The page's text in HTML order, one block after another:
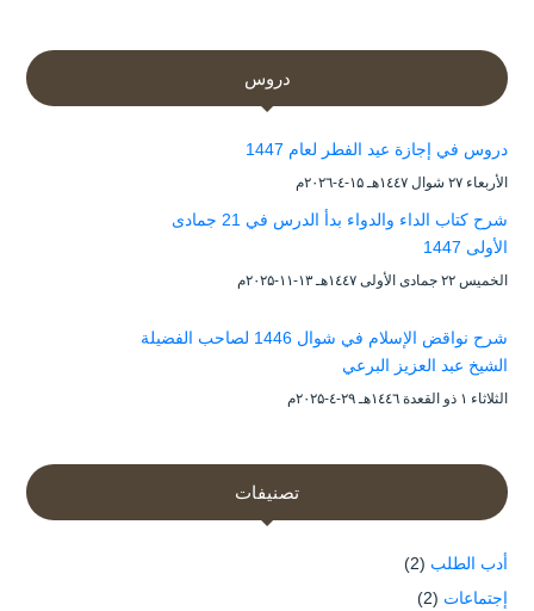
دروس
دروس في إجازة عيد الفطر لعام 1447
الأربعاء ۲۷ شوال ۱٤٤۷هـ ۱۵-٤-۲۰۲٦م
شرح كتاب الداء والدواء بدأ الدرس في 21 جمادى
الأولى 1447
الخميس ۲۲ جمادى الأولى ۱٤٤۷هـ ۱۳-۱۱-۲۰۲۵م
شرح نواقض الإسلام في شوال 1446 لصاحب الفضيلة
الشيخ عبد العزيز البرعي
الثلاثاء ۱ ذو القعدة ۱٤٤٦هـ ۲۹-٤-۲۰۲۵م
تصنيفات
أدب الطلب (2)
إجتماعات (2)